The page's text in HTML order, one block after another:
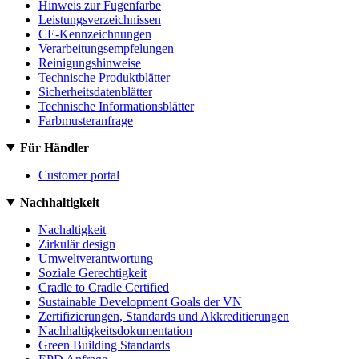
Hinweis zur Fugenfarbe
Leistungsverzeichnissen
CE-Kennzeichnungen
Verarbeitungsempfelungen
Reinigungshinweise
Technische Produktblätter
Sicherheitsdatenblätter
Technische Informationsblätter
Farbmusteranfrage
Für Händler
Customer portal
Nachhaltigkeit
Nachaltigkeit
Zirkulär design
Umweltverantwortung
Soziale Gerechtigkeit
Cradle to Cradle Certified
Sustainable Development Goals der VN
Zertifizierungen, Standards und Akkreditierungen
Nachhaltigkeitsdokumentation
Green Building Standards